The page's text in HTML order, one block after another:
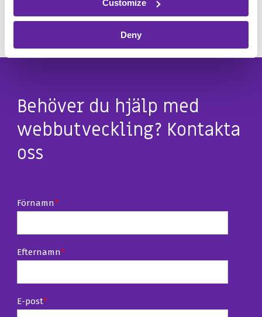
Customize
Deny
Behöver du hjälp med
webbutveckling? Kontakta
oss
Förnamn*
Efternamn*
E-post*